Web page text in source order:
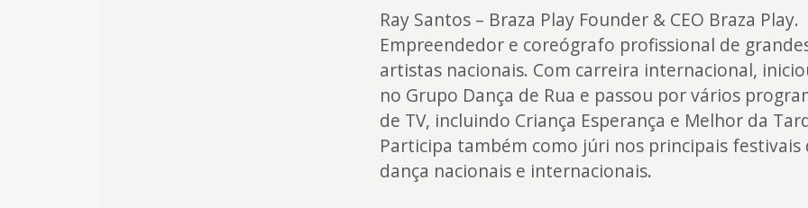
Ray Santos – Braza Play Founder & CEO Braza Play.
Empreendedor e coreógrafo profissional de
artistas nacionais. Com carreira internacional,
no Grupo Dança de Rua e passou por vários
de TV, incluindo Criança Esperança e Melhor da
Participa também como júri nos principais festivais
dança nacionais e internacionais.